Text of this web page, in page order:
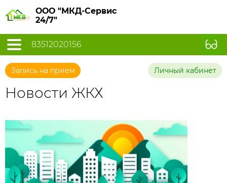
ООО "МКД-Сервис
24/7"
83512020156
Запись на прием Личный кабинет
Новости ЖКХ